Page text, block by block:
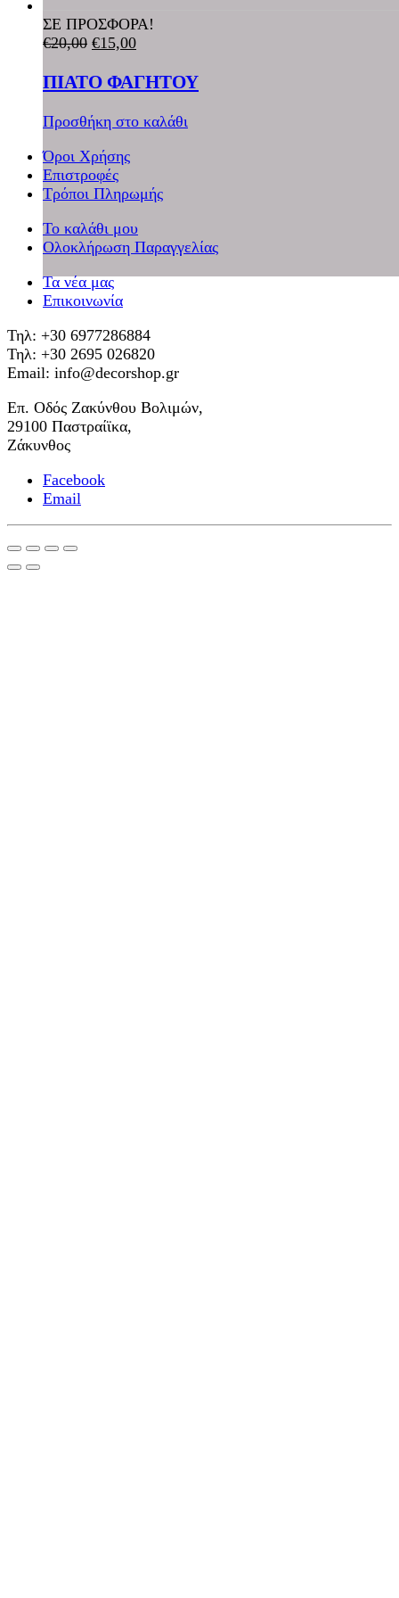
ΣΕ ΠΡΟΣΦΟΡΑ!
€20,00 €15,00
ΠΙΑΤΟ ΦΑΓΗΤΟΥ
Προσθήκη στο καλάθι
Όροι Χρήσης
Επιστροφές
Τρόποι Πληρωμής
Το καλάθι μου
Ολοκλήρωση Παραγγελίας
Τα νέα μας
Επικοινωνία
Τηλ: +30 6977286884
Τηλ: +30 2695 026820
Email: info@decorshop.gr
Επ. Οδός Ζακύνθου Βολιμών,
29100 Παστραίϊκα,
Ζάκυνθος
Facebook
Email